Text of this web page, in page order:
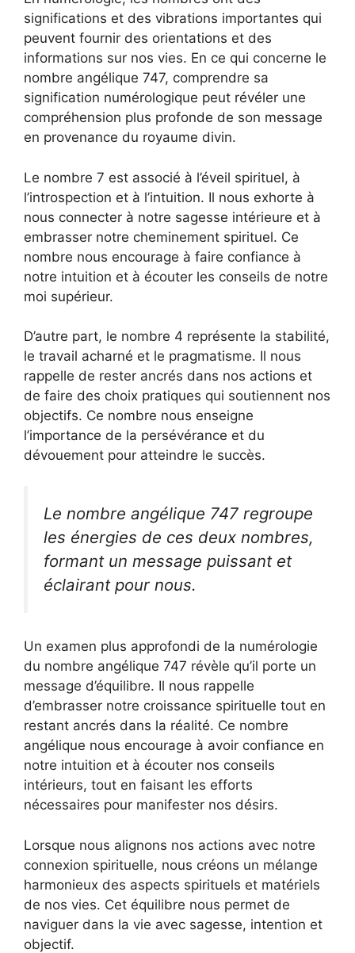
significations et des vibrations importantes qui
peuvent fournir des orientations et des
informations sur nos vies. En ce qui concerne le
nombre angélique 747, comprendre sa
signification numérologique peut révéler une
compréhension plus profonde de son message
en provenance du royaume divin.
Le nombre 7 est associé à l’éveil spirituel, à
l’introspection et à l’intuition. Il nous exhorte à
nous connecter à notre sagesse intérieure et à
embrasser notre cheminement spirituel. Ce
nombre nous encourage à faire confiance à
notre intuition et à écouter les conseils de notre
moi supérieur.
D’autre part, le nombre 4 représente la stabilité,
le travail acharné et le pragmatisme. Il nous
rappelle de rester ancrés dans nos actions et
de faire des choix pratiques qui soutiennent nos
objectifs. Ce nombre nous enseigne
l’importance de la persévérance et du
dévouement pour atteindre le succès.
Le nombre angélique 747 regroupe
les énergies de ces deux nombres,
formant un message puissant et
éclairant pour nous.
Un examen plus approfondi de la numérologie
du nombre angélique 747 révèle qu’il porte un
message d’équilibre. Il nous rappelle
d’embrasser notre croissance spirituelle tout en
restant ancrés dans la réalité. Ce nombre
angélique nous encourage à avoir confiance en
notre intuition et à écouter nos conseils
intérieurs, tout en faisant les efforts
nécessaires pour manifester nos désirs.
Lorsque nous alignons nos actions avec notre
connexion spirituelle, nous créons un mélange
harmonieux des aspects spirituels et matériels
de nos vies. Cet équilibre nous permet de
naviguer dans la vie avec sagesse, intention et
objectif.